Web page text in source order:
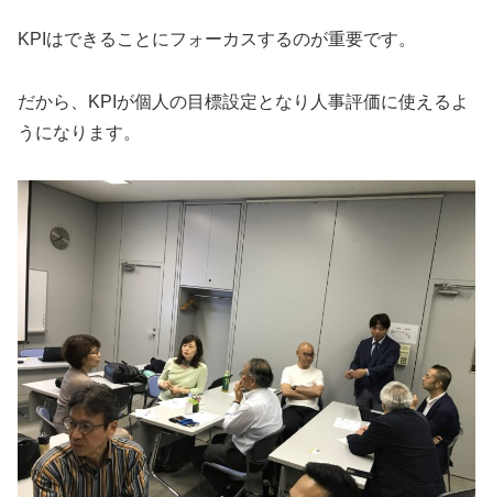
KPIはできることにフォーカスするのが重要です。
だから、KPIが個人の目標設定となり人事評価に使えるよ
うになります。